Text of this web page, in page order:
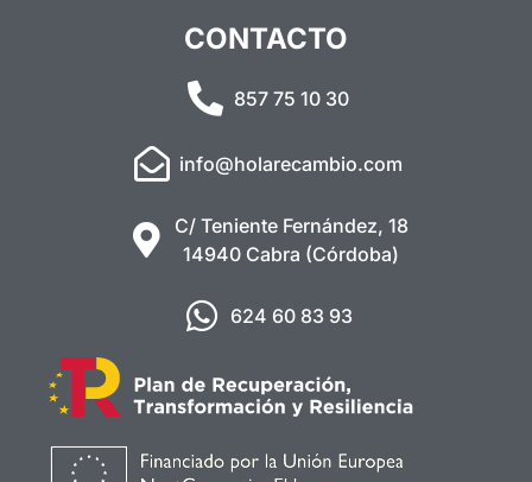
CONTACTO
857 75 10 30
info@holarecambio.com
C/ Teniente Fernández, 18
14940 Cabra (Córdoba)
624 60 83 93